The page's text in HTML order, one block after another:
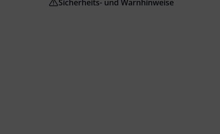
Sicherheits- und Warnhinweise